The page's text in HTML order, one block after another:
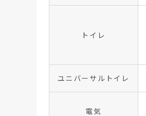
トイレ
ユニバーサルトイレ
電気